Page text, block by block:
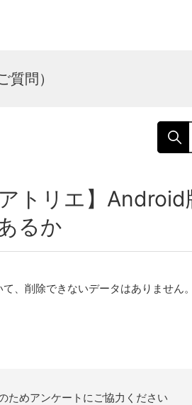
質問）
トリエ】
るか
、削除できないデータはありません。
ためアンケートにご協力ください